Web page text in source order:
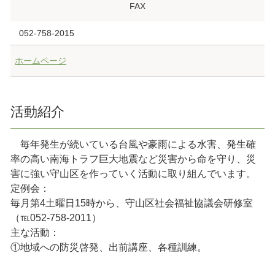
FAX
052-758-2015
ホームページ
活動紹介
毎年発生が続いている台風や豪雨による水害、発生確
率の高い南海トラフ巨大地震など災害から命を守り、災
害に強い守山区を作っていく活動に取り組んでいます。
定例会：
毎月第4土曜日15時から、守山区社会福祉協議会研修室
（℡052-758-2011）
主な活動：
①地域への防災啓発、出前講座、各種訓練。